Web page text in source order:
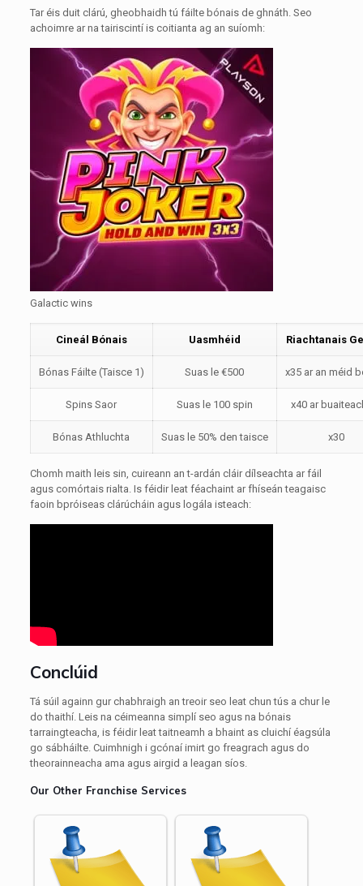
Tar éis duit clárú, gheobhaidh tú fáilte bónais de ghnáth. Seo
achoimre ar na tairiscintí is coitianta ag an suíomh:
Galactic wins
Cineál Bónais Uasmhéid Riachtanais
Bónas Fáilte (Taisce 1) Suas le €500 x35 ar an méid
Spins Saor Suas le 100 spin x40 ar
Bónas Athluchta Suas le 50% den taisce x30
Chomh maith leis sin, cuireann an t-ardán cláir dílseachta ar fáil
agus comórtais rialta. Is féidir leat féachaint ar fhíseán teagaisc
faoin bpróiseas clárúcháin agus logála isteach:
Conclúid
Tá súil againn gur chabhraigh an treoir seo leat chun tús a chur le
do thaithí. Leis na céimeanna simplí seo agus na bónais
tarraingteacha, is féidir leat taitneamh a bhaint as cluichí éagsúla
go sábháilte. Cuimhnigh i gcónaí imirt go freagrach agus do
theorainneacha ama agus airgid a leagan síos.
Our Other Franchise Services